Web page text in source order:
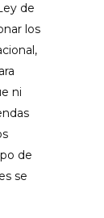
de
los
ni
de
se